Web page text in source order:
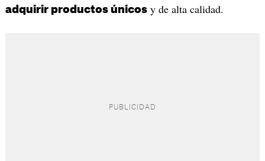
adquirir productos únicosy de alta calidad.